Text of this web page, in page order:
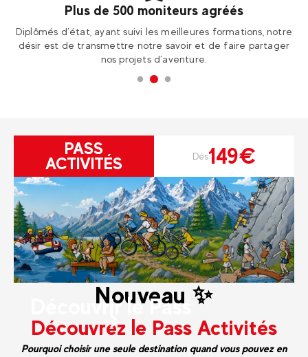
Plus de 500 moniteurs agréés
Diplômés d’état, ayant suivi les meilleures formations, notre
désir est de transmettre notre savoir et de faire partager
nos projets d’aventure.
Nouveau ✨
Découvrez le Pass Activités
Pourquoi choisir une seule destination quand vous pouvez en
PASS
ACTIVITÉS
Dès149€
Découvrir le Pass